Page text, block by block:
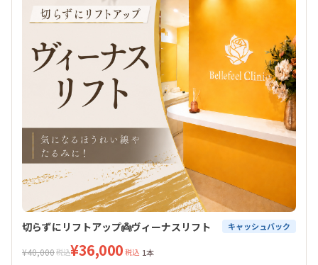
切らずにリフトアップ👼ヴィーナスリフト キャッシュバック
¥40,000税込¥36,000 税込 1本